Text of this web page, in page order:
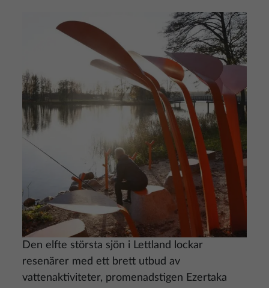
Den elfte största sjön i Lettland lockar
resenärer med ett brett utbud av
vattenaktiviteter, promenadstigen Ezertaka